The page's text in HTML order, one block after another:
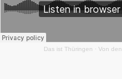
Das ist Thüringen · Von